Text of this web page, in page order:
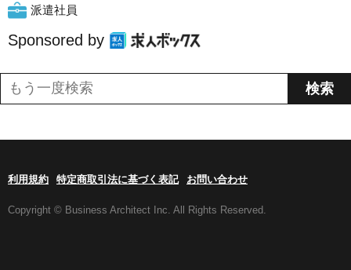
派遣社員
Sponsored by
利用規約 特定商取引法に基づく表記 お問い合わせ
Copyright © Business Architect Inc. All Rights Reserved.